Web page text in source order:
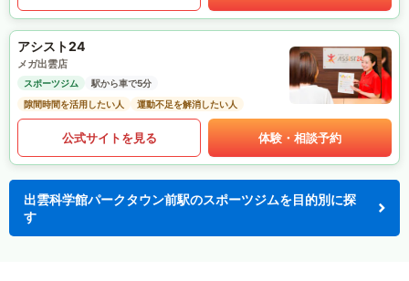
アシスト24
メガ出雲店
スポーツジム
駅から車で5分
隙間時間を活用したい人
運動不足を解消したい人
公式サイトを見る 体験・相談予約
出雲科学館パークタウン前駅のスポーツジムを目的別に探
す